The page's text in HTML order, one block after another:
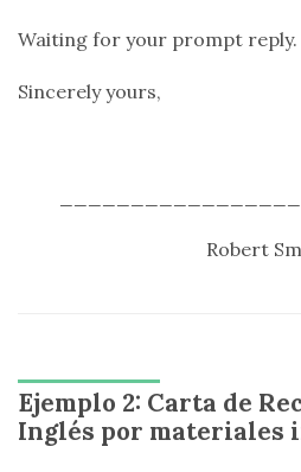
Waiting for your prompt reply.
Sincerely yours,
Robert
Ejemplo 2: Carta de
Inglés por materiales